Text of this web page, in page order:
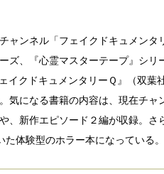
ャンネル「フェイクドキュメンタ
ズ、『心霊マスターテープ』シリ
イクドキュメンタリーＱ』（双葉
気になる書籍の内容は、現在チャ
、新作エピソード２編が収録。さ
体験型のホラー本になっている。